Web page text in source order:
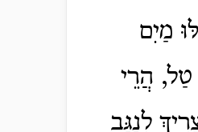
מַיִם
טַל, הֲרֵי
לְנַגַּב